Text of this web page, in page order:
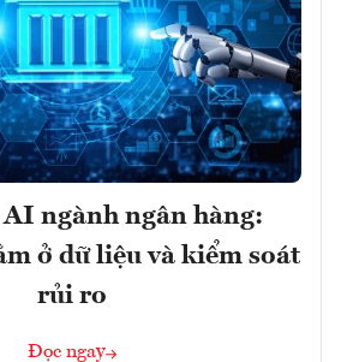
AI ngành ngân hàng:
ở dữ liệu và kiểm soát
rủi ro
Đọc ngay